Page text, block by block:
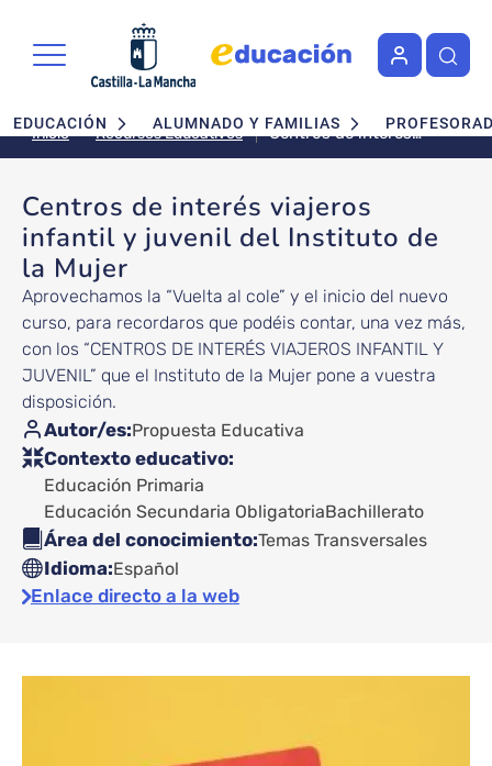
Navegación principal
EDUCACIÓN ALUMNADO Y FAMILIAS
Inicio Recursos Educativos
Centros de interés
viajeros infantil y
la Mujer
Centros de interés viajeros
infantil y juvenil del Instituto de
la Mujer
Aprovechamos la “Vuelta al cole” y el inicio del nuevo
curso, para recordaros que podéis contar, una vez más,
con los “CENTROS DE INTERÉS VIAJEROS INFANTIL Y
JUVENIL” que el Instituto de la Mujer pone a vuestra
disposición.
Autor/es Propuesta Educativa
Contexto educativo
Educación Primaria
Educación Secundaria ObligatoriaBachillerato
Área del conocimiento Temas Transversales
Idioma Español
Enlace directo a la web